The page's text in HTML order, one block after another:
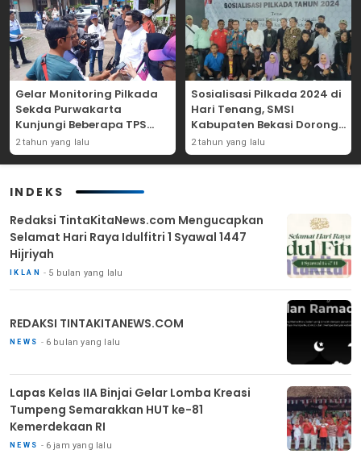
Gelar Monitoring Pilkada
Sekda Purwakarta
Kunjungi Beberapa TPS
Yang Ada Di Purwakarta
2 tahun yang lalu
Sosialisasi Pilkada 2024 di
Hari Tenang, SMSI
Kabupaten Bekasi Dorong
Angka Partisipasi
Masyarakat
2 tahun yang lalu
INDEKS
Redaksi TintaKitaNews.com Mengucapkan
Selamat Hari Raya Idulfitri 1 Syawal 1447
Hijriyah
IKLAN 5 bulan yang lalu
REDAKSI TINTAKITANEWS.COM
NEWS 6 bulan yang lalu
Lapas Kelas IIA Binjai Gelar Lomba Kreasi
Tumpeng Semarakkan HUT ke-81
Kemerdekaan RI
NEWS 6 jam yang lalu